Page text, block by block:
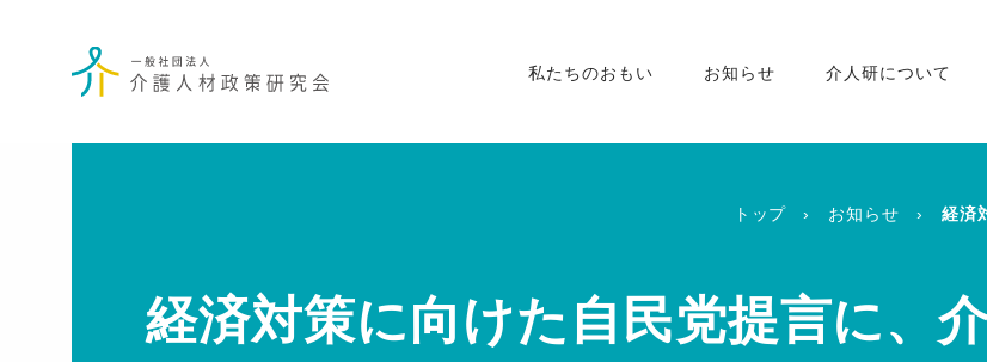
私たちのおもい お知らせ 介人研について
トップ お知らせ 経済
経済対策に向けた自民党提言に、